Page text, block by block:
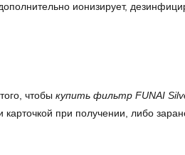
ионизирует,
чтобы купить фильтр FUNAI
при получении, либо